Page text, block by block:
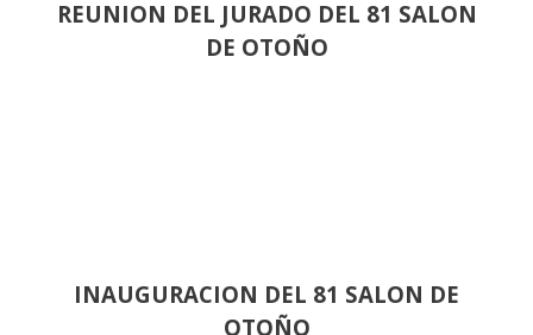
REUNION DEL JURADO DEL 81 SALON
DE OTOÑO
INAUGURACION DEL 81 SALON DE
OTOÑO